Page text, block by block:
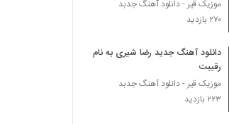
موزیک قیر - دانلود آهنگ جدبد
۲۷۰ بازدید
دانلود آهنگ جدید رضا شیری به نام
رقیبت
موزیک قیر - دانلود آهنگ جدبد
۲۲۳ بازدید